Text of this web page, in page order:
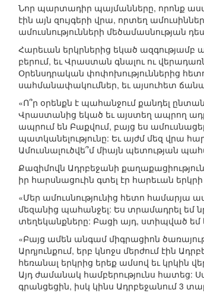
Նոր պարտադիր պայմանները, որոնք
էին այն զույգերի վրա, որտեղ
ամուսնությունների մեծամասնության
Հարեւան երկրներից եկած ազգությամբ
բերում, եւ Վրաստան գնալու ու
Օրենսդրական փոփոխություններից
սահմանափակումներ, եւ այսուհետ
«Ո՞ր օրենքն է պահանջում քանդել
Վրաստանից եկած եւ այստեղ ապրող
ապրում են Բաքվում, բայց ես
պատկանելությունը: Եւ այժմ մեզ վրա
Ամուսնալուծվե՞մ միայն պետության
Քազիմովն Ադրբեջանի
իր հարսնացուին գտել էր հարեւան
«Մեր ամուսնությունից հետո համարյա
մեզանից պահանջել: Ես տրամադրել եմ
տեղեկանքները: Բացի այդ, ստիպված եմ
«Բայց ամեն անգամ միգրացիոն
Արդյունքում, երբ կնոջս մերժում էին
հեռանալ երկրից երեք ամսով եւ կրկին
Այդ ժամանակ համբերությունս հատեց:
գրանցեցին, իսկ կինս Ադրբեջանում 3